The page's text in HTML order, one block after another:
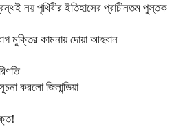
নয় পৃথিবীর ইতিহাসের প্রাচীনতম পুস্তক
মুক্তির কামনায় দোয়া আহবান
করলো জিলান্ডিয়া